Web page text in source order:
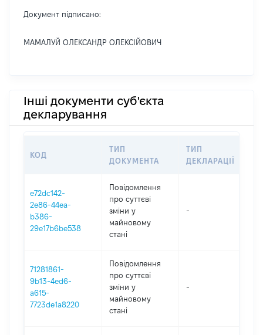
Документ підписано:
МАМАЛУЙ ОЛЕКСАНДР ОЛЕКСІЙОВИЧ
Інші документи суб'єкта
декларування
КОД
ТИП
ДОКУМЕНТА
ТИП
ДЕКЛАРАЦІЇ
e72dc142-
2e86-44ea-
b386-
29e17b6be538
Повідомлення
про суттєві
зміни y
майновому
стані
-
71281861-
9b13-4ed6-
a615-
7723de1a8220
Повідомлення
про суттєві
зміни y
майновому
стані
-